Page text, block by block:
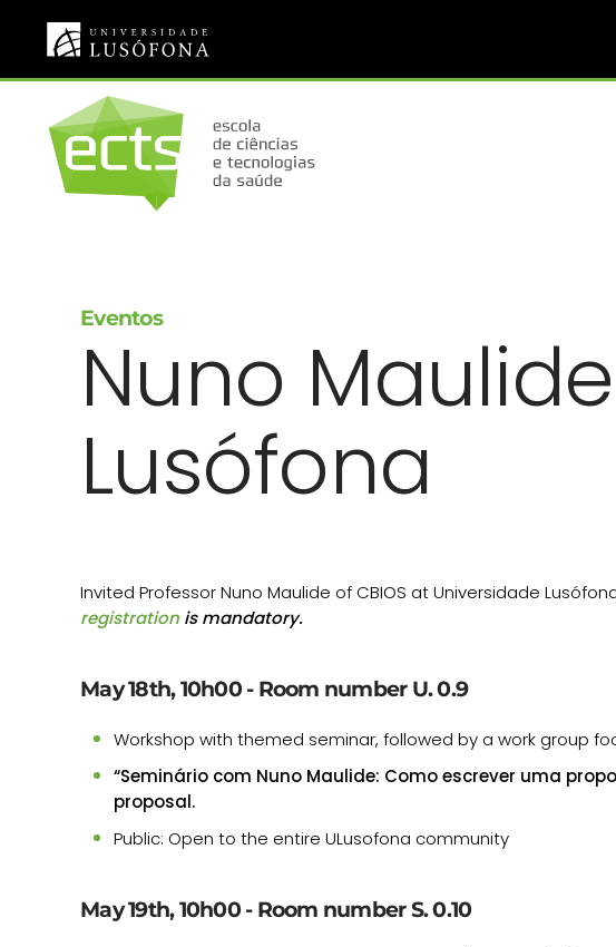
Saltar para o conteúdo principal
Eventos
Nuno
Lusófona
Invited Professor Nuno Maulide of CBIOS at Universidade
registration is mandatory.
May 18th, 10h00 - Room number U. 0.9
Workshop with themed seminar, followed by a work group
“Seminário com Nuno Maulide: Como escrever uma
proposal.
Public: Open to the entire ULusofona community
May 19th, 10h00 - Room number S. 0.10